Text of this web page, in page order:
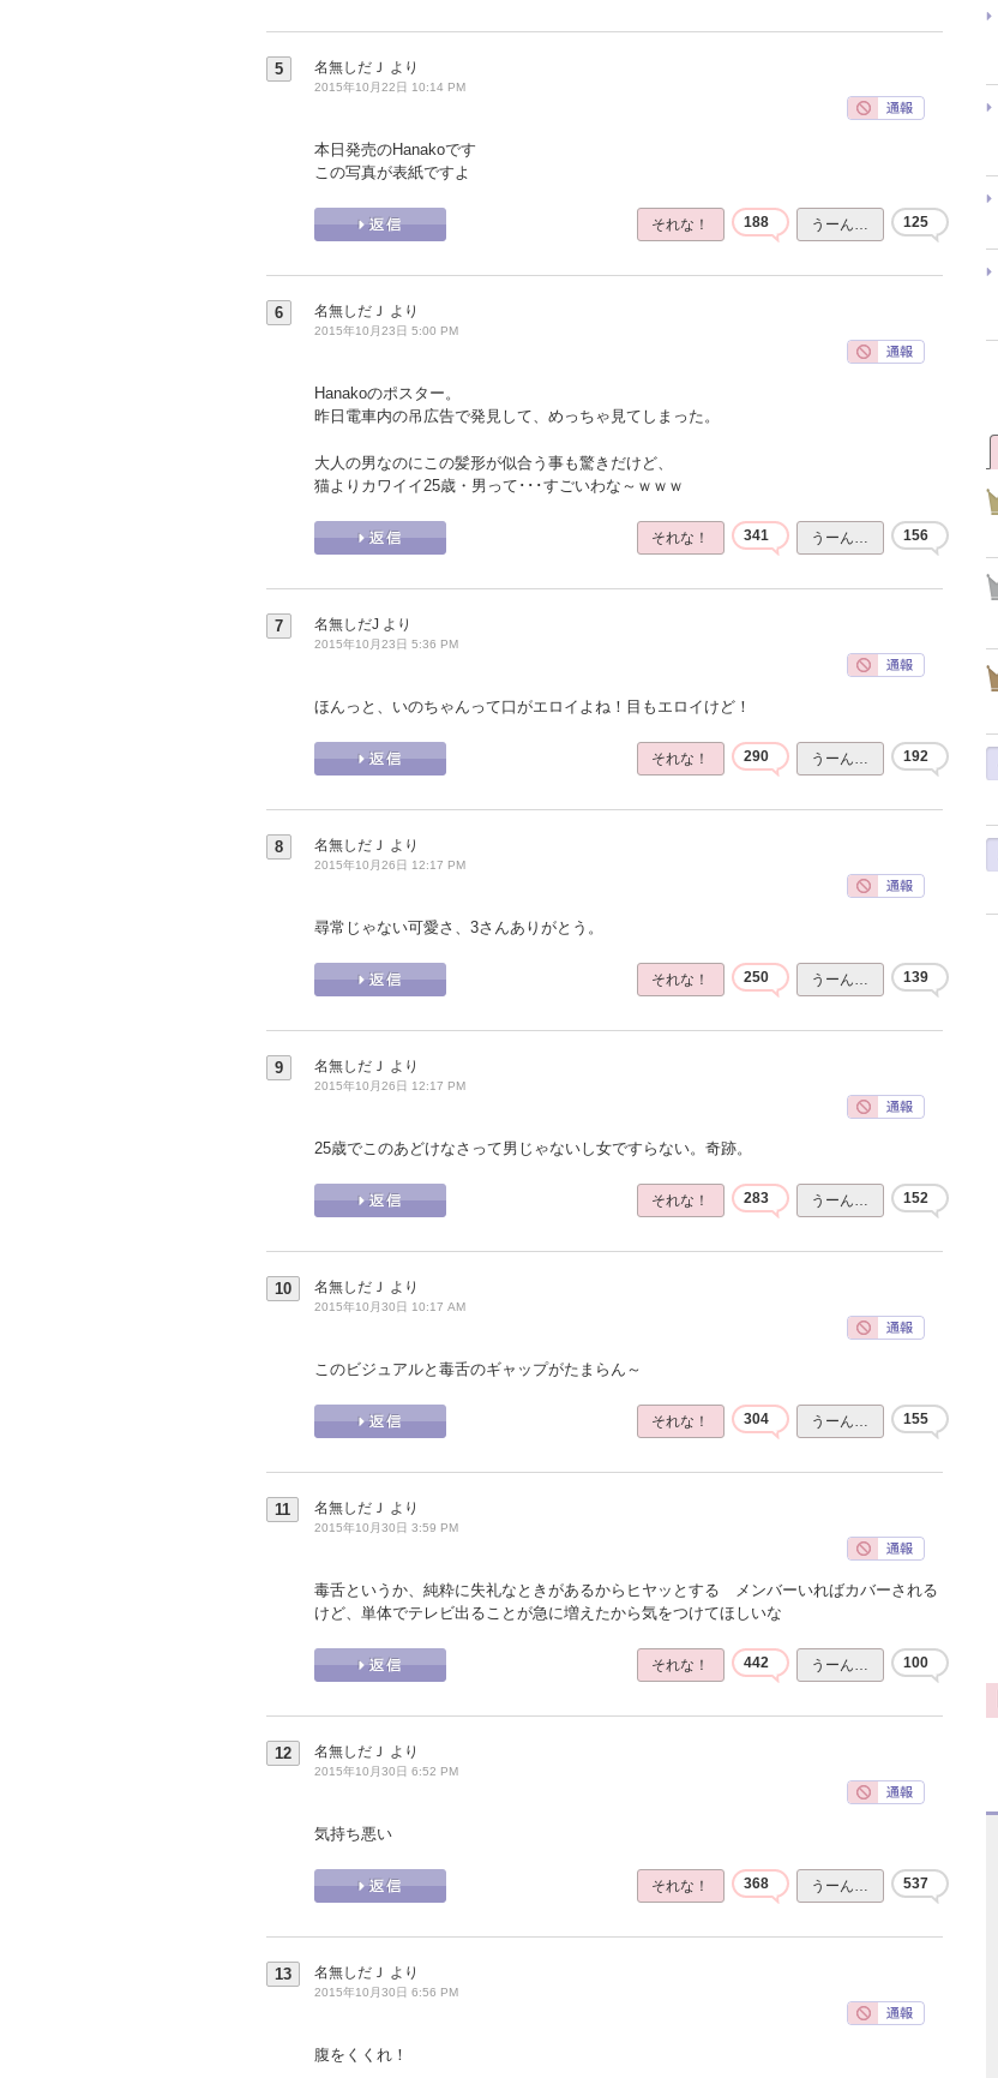
5 名無しだＪ より
2015年10月22日 10:14 PM
本日発売のHanakoです
この写真が表紙ですよ
それな！ 188 うーん… 125
6 名無しだＪ より
2015年10月23日 5:00 PM
Hanakoのポスター。
昨日電車内の吊広告で発見して、めっちゃ見てしまった。
大人の男なのにこの髪形が似合う事も驚きだけど、
猫よりカワイイ25歳・男って･･･すごいわな～ｗｗｗ
それな！ 341 うーん… 156
7 名無しだJ より
2015年10月23日 5:36 PM
ほんっと、いのちゃんって口がエロイよね！目もエロイけど！
それな！ 290 うーん… 192
8 名無しだＪ より
2015年10月26日 12:17 PM
尋常じゃない可愛さ、3さんありがとう。
それな！ 250 うーん… 139
9 名無しだＪ より
2015年10月26日 12:17 PM
25歳でこのあどけなさって男じゃないし女ですらない。奇跡。
それな！ 283 うーん… 152
10 名無しだＪ より
2015年10月30日 10:17 AM
このビジュアルと毒舌のギャップがたまらん～
それな！ 304 うーん… 155
11 名無しだＪ より
2015年10月30日 3:59 PM
毒舌というか、純粋に失礼なときがあるからヒヤッとする メンバーいればカバーされる
けど、単体でテレビ出ることが急に増えたから気をつけてほしいな
それな！ 442 うーん… 100
12 名無しだＪ より
2015年10月30日 6:52 PM
気持ち悪い
それな！ 368 うーん… 537
13 名無しだＪ より
2015年10月30日 6:56 PM
腹をくくれ！